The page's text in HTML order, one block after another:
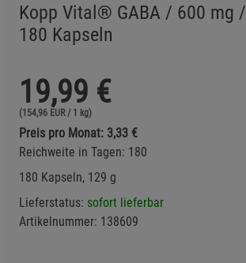
Kopp Vital® GABA / 600 mg /
180 Kapseln
19,99 €
(154,96 EUR / 1 kg)
Preis pro Monat: 3,33 €
Reichweite in Tagen: 180
180 Kapseln, 129 g
Lieferstatus: sofort lieferbar
Artikelnummer: 138609